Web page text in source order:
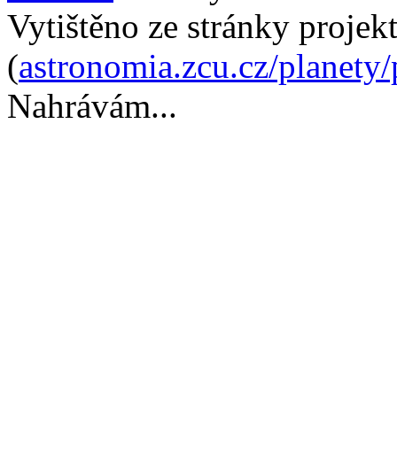
Vytištěno ze stránky
(astronomia.zcu.cz/
Nahrávám...